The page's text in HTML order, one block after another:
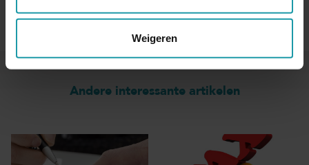
Weigeren
Andere interessante artikelen